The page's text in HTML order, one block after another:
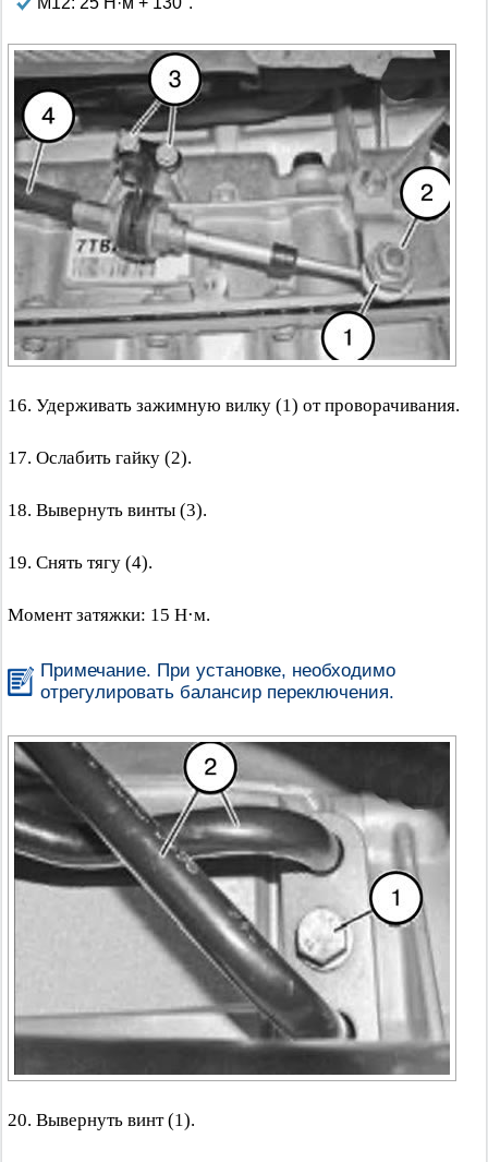
16. Удерживать зажимную вилку (1) от проворачивания.
17. Ослабить гайку (2).
18. Вывернуть винты (3).
19. Снять тягу (4).
Момент затяжки: 15 Н·м.
Примечание. При установке, необходимо
отрегулировать балансир переключения.
20. Вывернуть винт (1).